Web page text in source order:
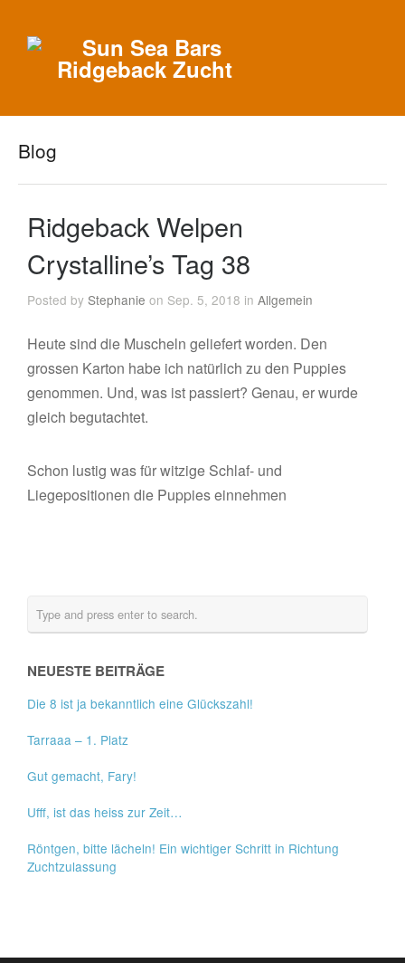
Blog
Ridgeback Welpen
Crystalline’s Tag 38
Posted byStephanie on Sep. 5, 2018 inAllgemein
Heute sind die Muscheln geliefert worden. Den
grossen Karton habe ich natürlich zu den Puppies
genommen. Und, was ist passiert? Genau, er wurde
gleich begutachtet.
Schon lustig was für witzige Schlaf- und
Liegepositionen die Puppies einnehmen
NEUESTE BEITRÄGE
Die 8 ist ja bekanntlich eine Glückszahl!
Tarraaa – 1. Platz
Gut gemacht, Fary!
Ufff, ist das heiss zur Zeit…
Röntgen, bitte lächeln! Ein wichtiger Schritt in Richtung
Zuchtzulassung